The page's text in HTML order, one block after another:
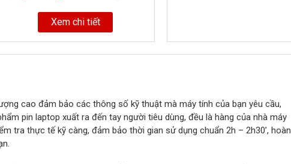
Xem chi tiết
cao đảm bảo các thông số kỹ thuật mà máy tính của bạn yêu cầu,
pin laptop xuất ra đến tay người tiêu dùng, đều là hàng của nhà máy
tra thực tế kỹ càng, đảm bảo thời gian sử dụng chuẩn 2h – 2h30’, hoàn